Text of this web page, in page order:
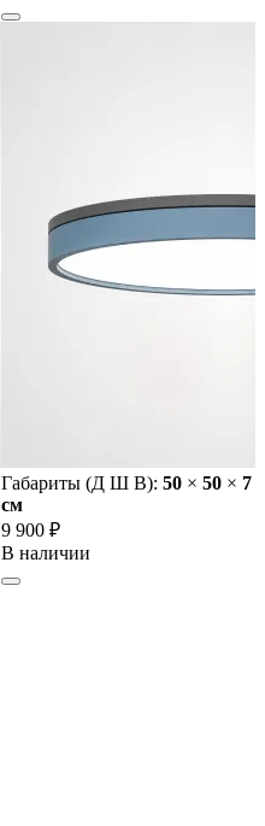
Габариты (Д Ш В): 50 × 50 × 7
cм
9 900 ₽
В наличии